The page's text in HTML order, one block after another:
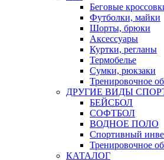
Беговые
Футболки, майки
Шорты, брюки
Аксессуары
Куртки, регланы
Термобелье
Сумки, рюкзаки
Тренировочное
ДРУГИЕ ВИДЫ
БЕЙСБОЛ
СОФТБОЛ
ВОДНОЕ ПОЛО
Спортивный
Тренировочное
КАТАЛОГ